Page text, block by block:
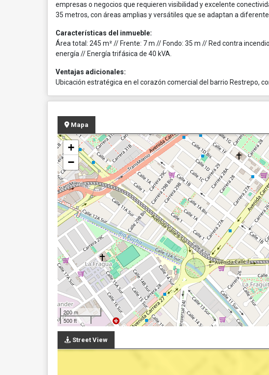
empresas o negocios que requieren visibilidad y excelente
35 metros, con áreas amplias y versátiles que se adaptan a
Características del inmueble:
Área total: 245 m² // Frente: 7 m // Fondo: 35 m // Red contra
energía // Energía trifásica de 40 kVA.
Ventajas adicionales:
Ubicación estratégica en el corazón comercial del barrio Restrepo,
Mapa
+
−
200 m
500 ft
Street View